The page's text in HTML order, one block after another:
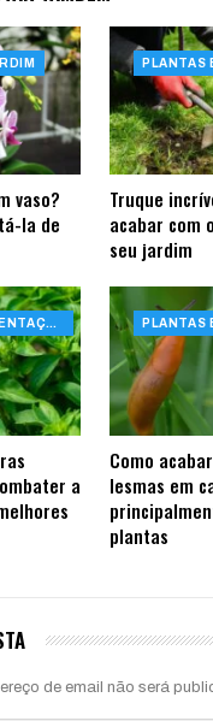
vaso?
la de
PLANTAS
Truque
acabar com
seu jardim
SAÚDE E ALIMENTAÇÃO
a
PLANTAS
Como
lesmas em
plantas
de email não será